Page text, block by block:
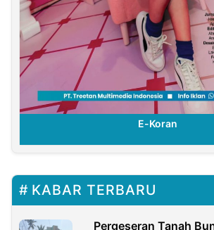
E-Koran
KABAR TERBARU
Pergeseran Tanah